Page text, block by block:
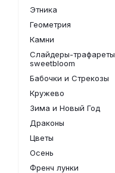
Этника
Геометрия
Камни
Слайдеры-трафареты
sweetbloom
Бабочки и Стрекозы
Кружево
Зима и Новый Год
Драконы
Цветы
Осень
Френч лунки